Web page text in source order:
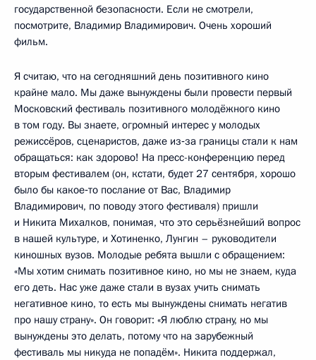
государственной безопасности. Если не смотрели,
посмотрите, Владимир Владимирович. Очень хороший
фильм.
Я считаю, что на сегодняшний день позитивного кино
крайне мало. Мы даже вынуждены были провести первый
Московский фестиваль позитивного молодёжного кино
в том году. Вы знаете, огромный интерес у молодых
режиссёров, сценаристов, даже из‑за границы стали к нам
обращаться: как здорово! На пресс-конференцию перед
вторым фестивалем (он, кстати, будет 27 сентября, хорошо
было бы какое‑то послание от Вас, Владимир
Владимирович, по поводу этого фестиваля) пришли
и Никита Михалков, понимая, что это серьёзнейший вопрос
в нашей культуре, и Хотиненко, Лунгин – руководители
киношных вузов. Молодые ребята вышли с обращением:
«Мы хотим снимать позитивное кино, но мы не знаем, куда
его деть. Нас уже даже стали в вузах учить снимать
негативное кино, то есть мы вынуждены снимать негатив
про нашу страну». Он говорит: «Я люблю страну, но мы
вынуждены это делать, потому что на зарубежный
фестиваль мы никуда не попадём». Никита поддержал,